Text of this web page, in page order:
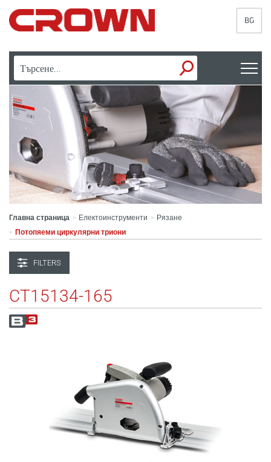
BG
Главна страница > Електоинструменти > Рязане
> Потопяеми циркулярни триони
FILTERS
CT15134-165